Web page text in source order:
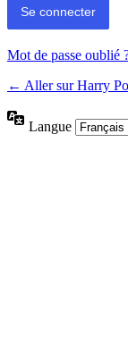
Mot de passe oublié
← Aller sur Harry
Langue